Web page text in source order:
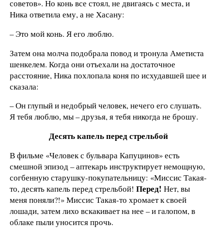
советов». Но конь все стоял, не двигаясь с места, и
Ника ответила ему, а не Хасану:
– Это мой конь. Я его люблю.
Затем она молча подобрала повод и тронула Аметиста
шенкелем. Когда они отъехали на достаточное
расстояние, Ника похлопала коня по исхудавшей шее и
сказала:
– Он глупый и недобрый человек, нечего его слушать.
Я тебя люблю, мы – друзья, я тебя никогда не брошу.
Десять капель перед стрельбой
В фильме «Человек с бульвара Капуцинов» есть
смешной эпизод – аптекарь инструктирует немощную,
согбенную старушку-покупательницу: «Миссис Такая-
то, десять капель перед стрельбой! Перед! Нет, вы
меня поняли?!» Миссис Такая-то хромает к своей
лошади, затем лихо вскакивает на нее – и галопом, в
облаке пыли уносится прочь.